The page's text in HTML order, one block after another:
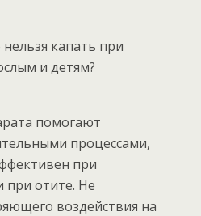
капать при
и детям?
помогают
процессами,
при
при отите. Не
воздействия на